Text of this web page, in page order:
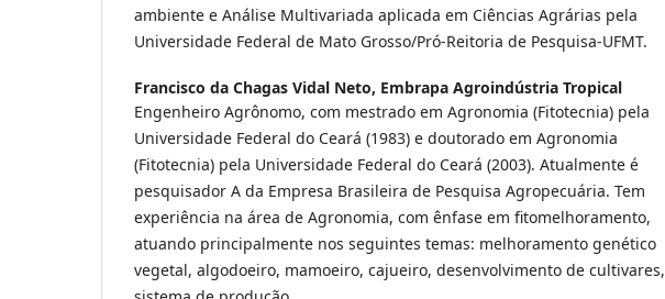
ambiente e Análise Multivariada aplicada em Ciências Agrárias pela
Universidade Federal de Mato Grosso/Pró-Reitoria de Pesquisa-UFMT.
Francisco da Chagas Vidal Neto, Embrapa Agroindústria Tropical
Engenheiro Agrônomo, com mestrado em Agronomia (Fitotecnia) pela
Universidade Federal do Ceará (1983) e doutorado em Agronomia
(Fitotecnia) pela Universidade Federal do Ceará (2003). Atualmente é
pesquisador A da Empresa Brasileira de Pesquisa Agropecuária. Tem
experiência na área de Agronomia, com ênfase em fitomelhoramento,
atuando principalmente nos seguintes temas: melhoramento genético
vegetal, algodoeiro, mamoeiro, cajueiro, desenvolvimento de cultivares,